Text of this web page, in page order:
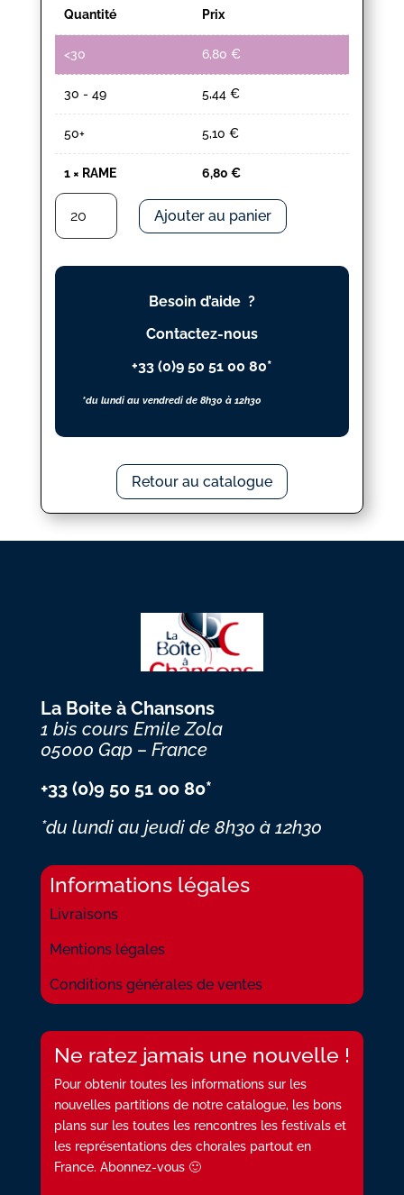
Quantité Prix
<30 6,80 €
30 - 49 5,44 €
50+ 5,10 €
1× RAME 6,80 €
quantité
RAME
Ajouter au panier
Besoin d’aide ?
Contactez-nous
+33 (0)9 50 51 00 80*
*du lundi au vendredi de 8h30 à 12h30
Retour au catalogue
La Boite à Chansons
1 bis cours Emile Zola
05000 Gap – France
+33 (0)9 50 51 00 80*
*du lundi au jeudi de 8h30 à 12h30
Informations légales
Livraisons
Mentions légales
Conditions générales de ventes
Ne ratez jamais une nouvelle !
Pour obtenir toutes les informations sur les
nouvelles partitions de notre catalogue, les bons
plans sur les toutes les rencontres les festivals et
les représentations des chorales partout en
France. Abonnez-vous 🙂